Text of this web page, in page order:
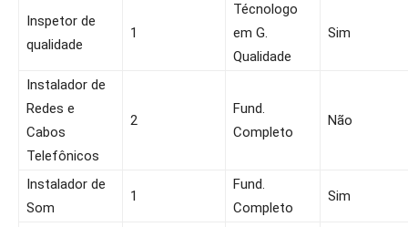
Inspetor de
qualidade
1
Técnologo
em G.
Qualidade
Sim
Instalador de
Redes e
Cabos
Telefônicos
2
Fund.
Completo
Não
Instalador de
Som
1
Fund.
Completo
Sim